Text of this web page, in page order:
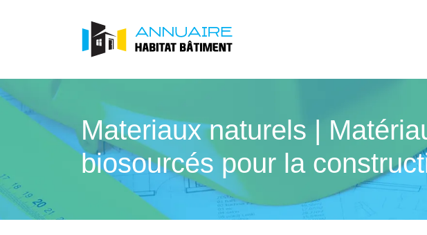
Materiaux naturels |
biosourcés pour la